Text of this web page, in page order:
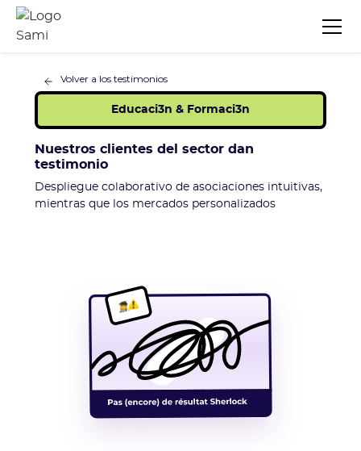
Volver a los testimonios
Educaci3n & Formaci3n
Nuestros clientes del sector dan
testimonio
Despliegue colaborativo de asociaciones intuitivas,
mientras que los mercados personalizados